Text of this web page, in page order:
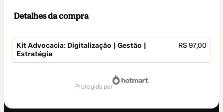
Detalhes da compra
Kit Advocacia: Digitalização | Gestão |
Estratégia
R$ 97,00
protegido por